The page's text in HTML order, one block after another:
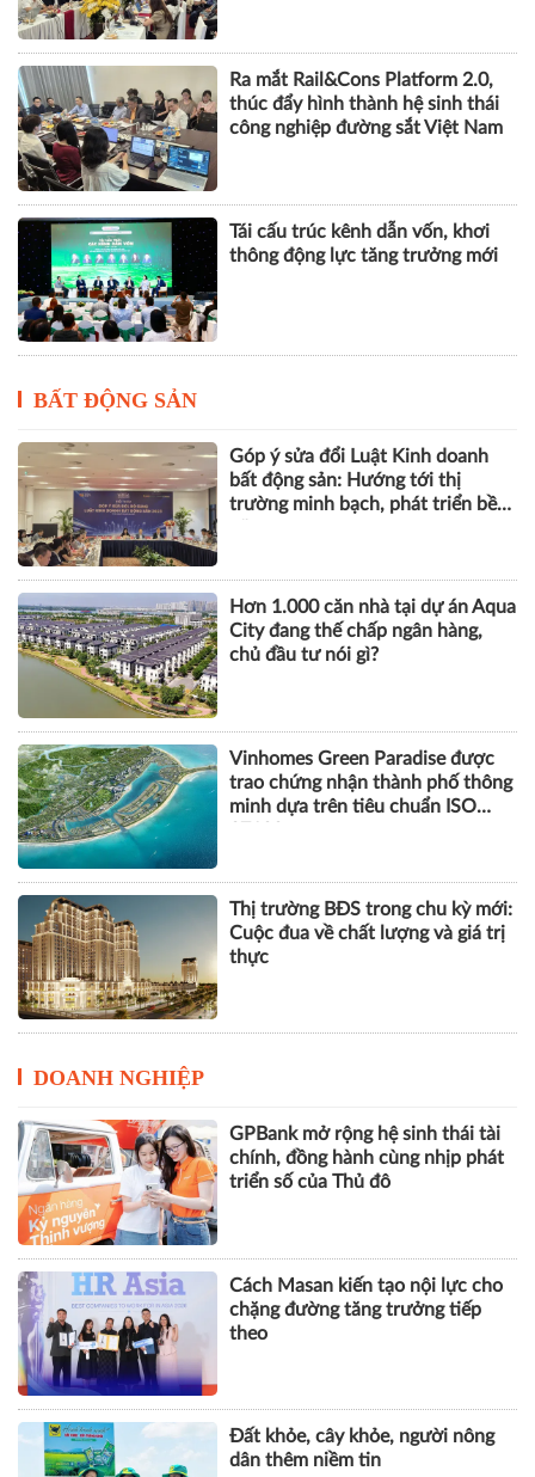
ESG, số hóa và năng lực chống
chịu tạo động lực mới cho doanh
nghiệp Việt
Ra mắt Rail&Cons Platform 2.0,
thúc đẩy hình thành hệ sinh thái
BẤT ĐỘNG SẢN
Góp ý sửa đổi Luật Kinh doanh
bất động sản: Hướng tới thị
trường minh bạch, phát triển bền
Hơn 1.000 căn nhà tại dự án Aqua
City đang thế chấp ngân hàng,
chủ đầu tư nói gì?
Vinhomes Green Paradise được
trao chứng nhận thành phố thông
minh dựa trên tiêu chuẩn ISO
DOANH NGHIỆP
GPBank mở rộng hệ sinh thái tài
chính, đồng hành cùng nhịp phát
triển số của Thủ đô
Cách Masan kiến tạo nội lực cho
chặng đường tăng trưởng tiếp